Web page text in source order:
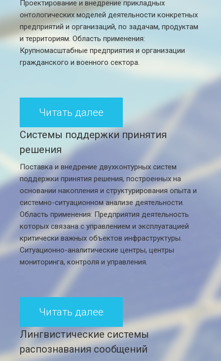
Проектирование и внедрение прикладных
онтологических моделей деятельности конкретных
предприятий и организаций, по задачам, продуктам
и территориям. Область применения:
Крупномасштабные предприятия и организации
гражданского и военного сектора.
Читать далее
Системы поддержки принятия
решения
Поставка и внедрение двухконтурных систем
поддержки принятия решения, построенных на
основании накопления и структурирования опыта и
системно-ситуационном анализе деятельности.
Область применения: Предприятия деятельность
которых связана с управлением и эксплуатацией
критически важных объектов инфраструктуры.
Ситуационно-аналитические центры, центры
мониторинга, контроля и управления.
Читать далее
Лингвистические системы
распознавания сообщений